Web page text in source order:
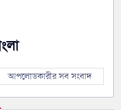
আপলোডকারীর সব সংবাদ